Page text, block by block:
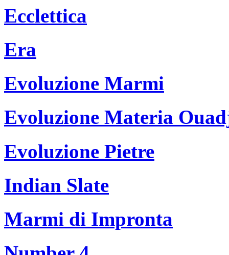
Ecclettica
Era
Evoluzione Marmi
Evoluzione Materia
Evoluzione Pietre
Indian Slate
Marmi di Impronta